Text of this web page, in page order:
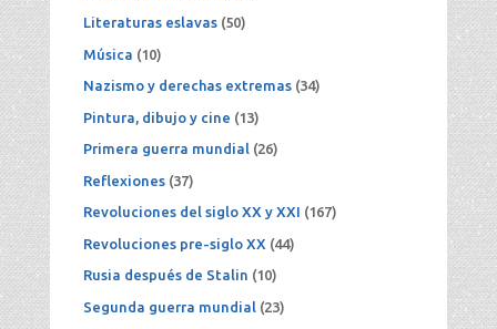
Literaturas eslavas(50)
Música (10)
Nazismo y derechas extremas(34)
Pintura, dibujo y cine (13)
Primera guerra mundial(26)
Reflexiones(37)
Revoluciones del siglo XX y XXI (167)
Revoluciones pre-siglo XX (44)
Rusia después de Stalin (10)
Segunda guerra mundial(23)